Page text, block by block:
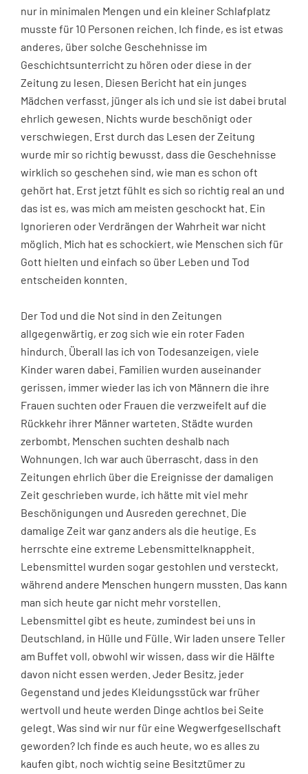
nur in minimalen Mengen und ein kleiner Schlafplatz
musste für 10 Personen reichen. Ich finde, es ist etwas
anderes, über solche Geschehnisse im
Geschichtsunterricht zu hören oder diese in der
Zeitung zu lesen. Diesen Bericht hat ein junges
Mädchen verfasst, jünger als ich und sie ist dabei brutal
ehrlich gewesen. Nichts wurde beschönigt oder
verschwiegen. Erst durch das Lesen der Zeitung
wurde mir so richtig bewusst, dass die Geschehnisse
wirklich so geschehen sind, wie man es schon oft
gehört hat. Erst jetzt fühlt es sich so richtig real an und
das ist es, was mich am meisten geschockt hat. Ein
Ignorieren oder Verdrängen der Wahrheit war nicht
möglich. Mich hat es schockiert, wie Menschen sich für
Gott hielten und einfach so über Leben und Tod
entscheiden konnten.
Der Tod und die Not sind in den Zeitungen
allgegenwärtig, er zog sich wie ein roter Faden
hindurch. Überall las ich von Todesanzeigen, viele
Kinder waren dabei. Familien wurden auseinander
gerissen, immer wieder las ich von Männern die ihre
Frauen suchten oder Frauen die verzweifelt auf die
Rückkehr ihrer Männer warteten. Städte wurden
zerbombt, Menschen suchten deshalb nach
Wohnungen. Ich war auch überrascht, dass in den
Zeitungen ehrlich über die Ereignisse der damaligen
Zeit geschrieben wurde, ich hätte mit viel mehr
Beschönigungen und Ausreden gerechnet. Die
damalige Zeit war ganz anders als die heutige. Es
herrschte eine extreme Lebensmittelknappheit.
Lebensmittel wurden sogar gestohlen und versteckt,
während andere Menschen hungern mussten. Das kann
man sich heute gar nicht mehr vorstellen.
Lebensmittel gibt es heute, zumindest bei uns in
Deutschland, in Hülle und Fülle. Wir laden unsere Teller
am Buffet voll, obwohl wir wissen, dass wir die Hälfte
davon nicht essen werden. Jeder Besitz, jeder
Gegenstand und jedes Kleidungsstück war früher
wertvoll und heute werden Dinge achtlos bei Seite
gelegt. Was sind wir nur für eine Wegwerfgesellschaft
geworden? Ich finde es auch heute, wo es alles zu
kaufen gibt, noch wichtig seine Besitztümer zu